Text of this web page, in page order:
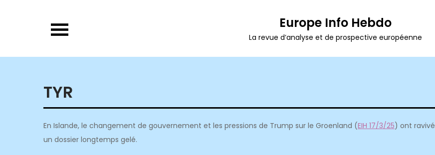
Europe Info Hebdo
La revue d’analyse et de prospective européenne
TYR
En Islande, le changement de gouvernement et les pressions de Trump sur le Groenland (EIH 17/3/25) ont ravivé
un dossier longtemps gelé.